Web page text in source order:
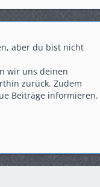
aber du bist nicht
wir uns deinen
zurück. Zudem
Beiträge informieren.